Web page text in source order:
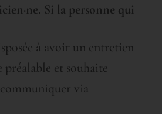
Si la personne qui
à avoir un entretien
préalable et souhaite
via